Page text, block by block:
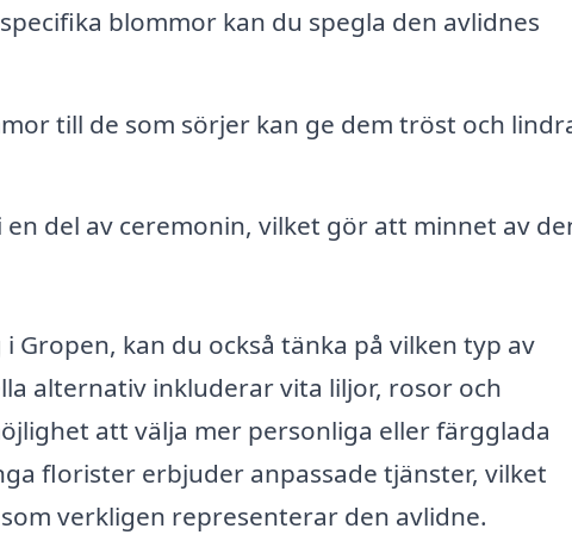
blommor kan du spegla den avlidnes
till de som sörjer kan ge dem tröst och
del av ceremonin, vilket gör att minnet av
kan du också tänka på vilken typ av
alternativ inkluderar vita liljor, rosor och
att välja mer personliga eller färgglada
florister erbjuder anpassade tjänster, vilket
verkligen representerar den avlidne.